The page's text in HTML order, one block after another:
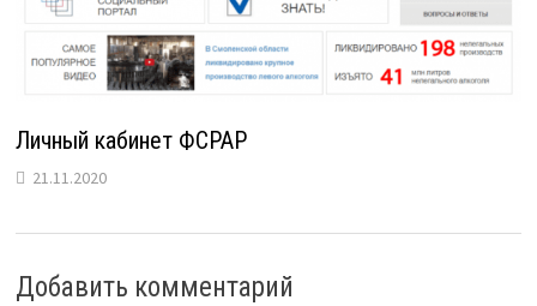
Личный кабинет ФСРАР
21.11.2020
Добавить комментарий